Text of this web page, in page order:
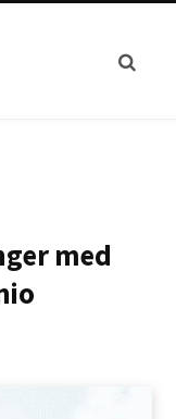
med